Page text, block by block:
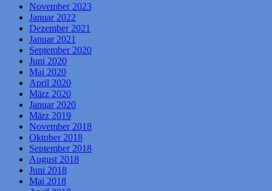
November 2023
Januar 2022
Dezember 2021
Januar 2021
September 2020
Juni 2020
Mai 2020
April 2020
März 2020
Januar 2020
März 2019
November 2018
Oktober 2018
September 2018
August 2018
Juni 2018
Mai 2018